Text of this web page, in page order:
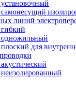
линий
для